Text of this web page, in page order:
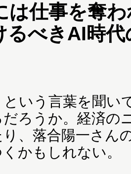
は仕事を奪
るべきAI時代
という言葉を聞
だろうか。経済の
、落合陽一さん
かもしれない。